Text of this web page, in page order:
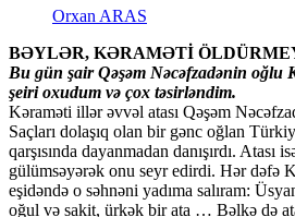
Orxan ARAS
BƏYLƏR, KƏRAMƏTİ
Bu gün şair Qəşəm Nəcəfzadənin oğlu
şeiri oxudum və çox təsirləndim.
Kəraməti illər əvvəl atası Qəşəm
Saçları dolaşıq olan bir gənc oğlan
qarşısında dayanmadan danışırdı. Atası
gülümsəyərək onu seyr edirdi. Hər dəfə
eşidəndə o səhnəni yadıma salıram:
oğul və sakit, ürkək bir ata … Bəlkə də